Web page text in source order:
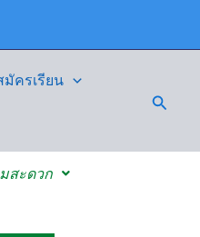
มัครเรียน
สะดวก